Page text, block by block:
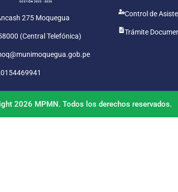
275 Moquegua
(Central Telefónica)
Control de
Trámite
2026 MPMN. Todos los derechos reservados.